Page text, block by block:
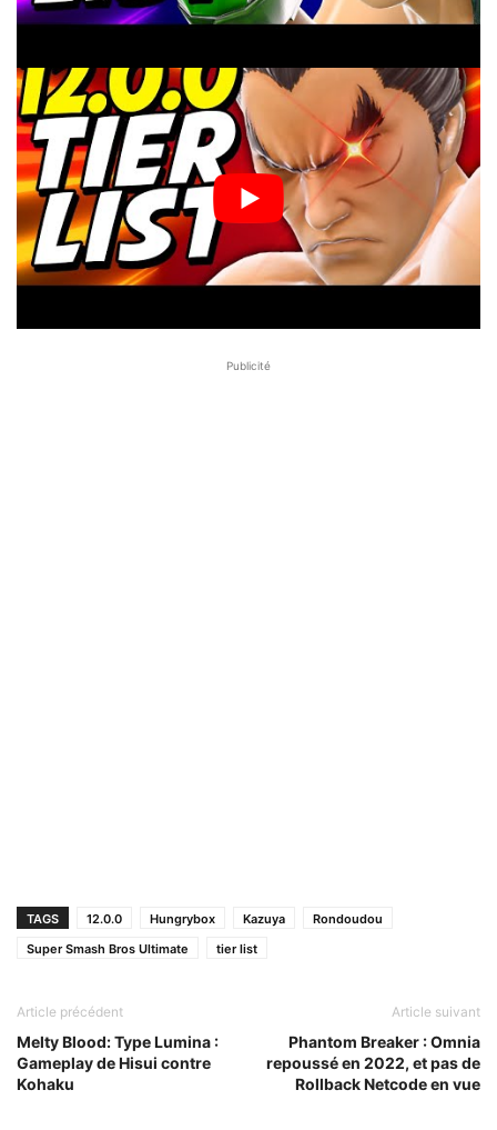
Publicité
TAGS 12.0.0 Hungrybox Kazuya
Rondoudou
Super Smash Bros Ultimate
tier list
Article précédent
Melty Blood: Type Lumina :
Gameplay de Hisui contre
Kohaku
Article suivant
Phantom Breaker : Omnia
repoussé en 2022, et pas de
Rollback Netcode en vue